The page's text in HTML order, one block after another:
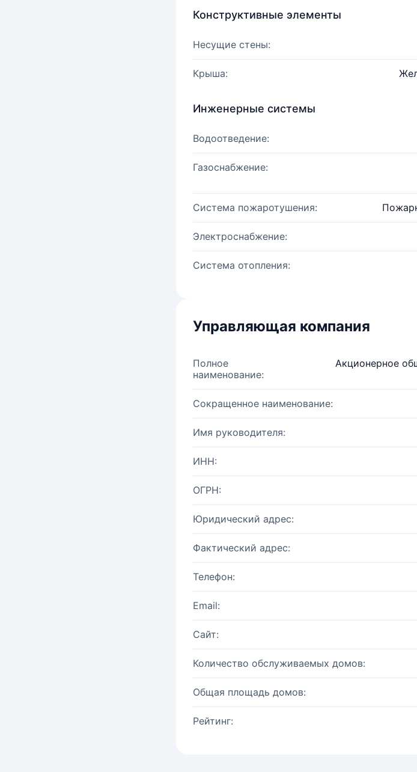
Конструктивные элементы
Несущие стены:
Крыша:
Инженерные системы
Водоотведение:
Газоснабжение:
Система пожаротушения:
Электроснабжение:
Система отопления:
Управляющая компания
Полное
наименование:
Акционерное
Сокращенное наименование:
Имя руководителя:
ИНН:
ОГРН:
Юридический адрес:
Фактический адрес:
Телефон:
Email:
Сайт:
Количество обслуживаемых домов:
Общая площадь домов:
Рейтинг: